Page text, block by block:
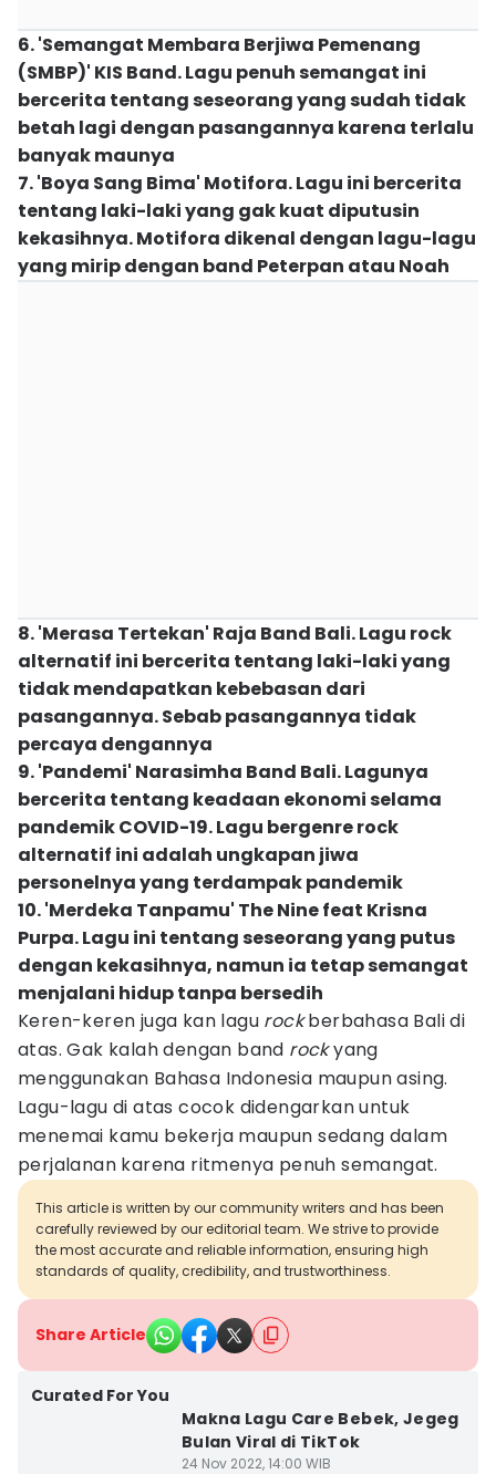
6. 'Semangat Membara Berjiwa Pemenang
(SMBP)' KIS Band. Lagu penuh semangat ini
bercerita tentang seseorang yang sudah tidak
betah lagi dengan pasangannya karena terlalu
banyak maunya
7. 'Boya Sang Bima' Motifora. Lagu ini bercerita
tentang laki-laki yang gak kuat diputusin
kekasihnya. Motifora dikenal dengan lagu-lagu
yang mirip dengan band Peterpan atau Noah
8. 'Merasa Tertekan' Raja Band Bali. Lagu rock
alternatif ini bercerita tentang laki-laki yang
tidak mendapatkan kebebasan dari
pasangannya. Sebab pasangannya tidak
percaya dengannya
9. 'Pandemi' Narasimha Band Bali. Lagunya
bercerita tentang keadaan ekonomi selama
pandemik COVID-19. Lagu bergenre rock
alternatif ini adalah ungkapan jiwa
personelnya yang terdampak pandemik
10. 'Merdeka Tanpamu' The Nine feat Krisna
Purpa. Lagu ini tentang seseorang yang putus
dengan kekasihnya, namun ia tetap semangat
menjalani hidup tanpa bersedih
Keren-keren juga kan lagu rockberbahasa Bali di
atas. Gak kalah dengan band rockyang
menggunakan Bahasa Indonesia maupun asing.
Lagu-lagu di atas cocok didengarkan untuk
menemai kamu bekerja maupun sedang dalam
perjalanan karena ritmenya penuh semangat.
This article is written by our community writers and has been
carefully reviewed by our editorial team. We strive to provide
the most accurate and reliable information, ensuring high
standards of quality, credibility, and trustworthiness.
Share Article
Curated For You
Makna Lagu Care Bebek, Jegeg
Bulan Viral di TikTok
24 Nov 2022, 14:00 WIB